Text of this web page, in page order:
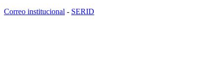
Correo institucional - SERID